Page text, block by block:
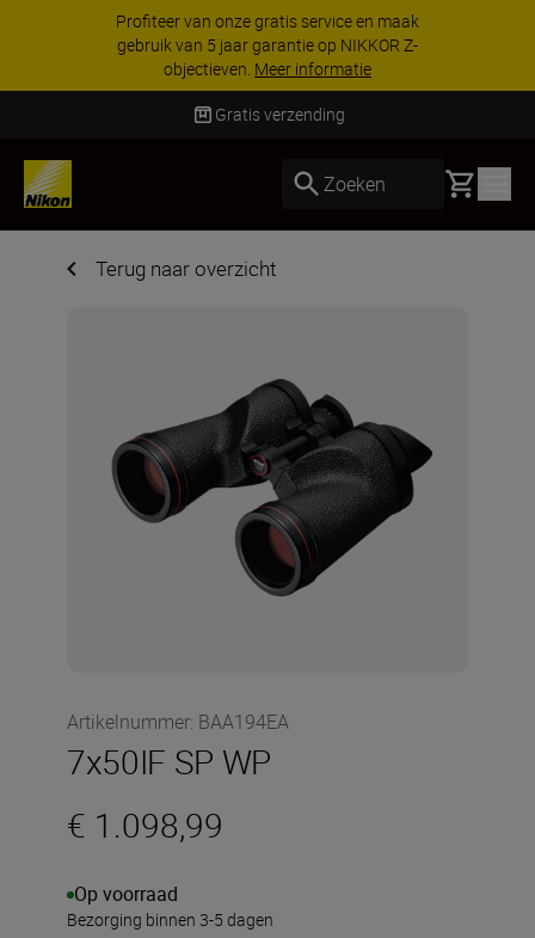
Profiteer van onze gratis service en maak
gebruik van 5 jaar garantie op NIKKOR Z-
objectieven. Meer informatie
Gratis verzending
Zoeken Basket
Terug naar overzicht
Artikelnummer: BAA194EA
7x50IF SP WP
€ 1.098,99
Op voorraad
Bezorging binnen 3-5 dagen